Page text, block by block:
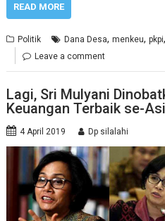
READ MORE
Politik Dana Desa,menkeu,pkpi
Leave a comment
Lagi, Sri Mulyani
Keuangan Terbaik se-
4 April 2019 Dp silalahi